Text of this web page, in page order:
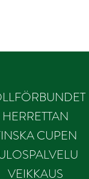
HERRETTAN
CUPEN
VEIKKAUS